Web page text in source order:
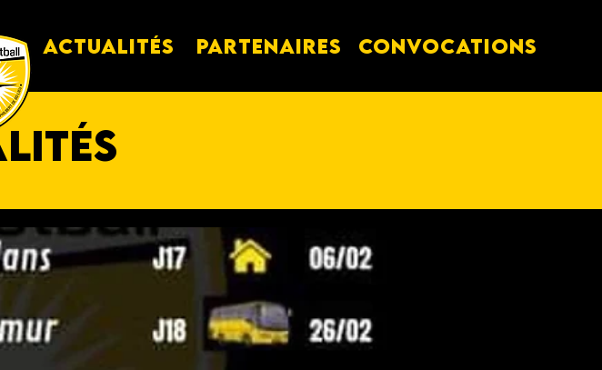
Actualités PARTENAIRES Convocations